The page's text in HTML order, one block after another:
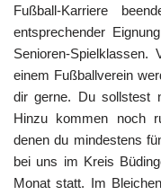
Fußball-Karriere
entsprechender
Senioren-
einem Fußballverein
dir gerne. Du sollstest
Hinzu kommen noch
denen du mindestens
bei uns im Kreis
Monat statt. Im